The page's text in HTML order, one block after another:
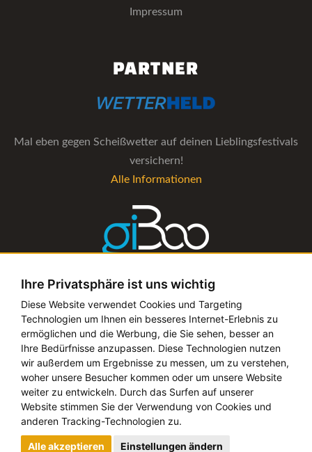
Ihre Privatsphäre ist uns wichtig
Diese Website verwendet Cookies und Targeting
Technologien um Ihnen ein besseres Internet-Erlebnis zu
ermöglichen und die Werbung, die Sie sehen, besser an
Ihre Bedürfnisse anzupassen. Diese Technologien nutzen
wir außerdem um Ergebnisse zu messen, um zu verstehen,
woher unsere Besucher kommen oder um unsere Website
weiter zu entwickeln. Durch das Surfen auf unserer
Website stimmen Sie der Verwendung von Cookies und
anderen Tracking-Technologien zu.
Alle akzeptieren Einstellungen ändern
Impressum
PARTNER
Mal eben gegen Scheißwetter auf deinen Lieblingsfestivals
versichern!
Alle Informationen
Die Verwaltungs-Software für alle Künstler- und
Bookingagenturen
Alle Informationen
Copyright © 2019 - 2026 festival-alarm.com | ein